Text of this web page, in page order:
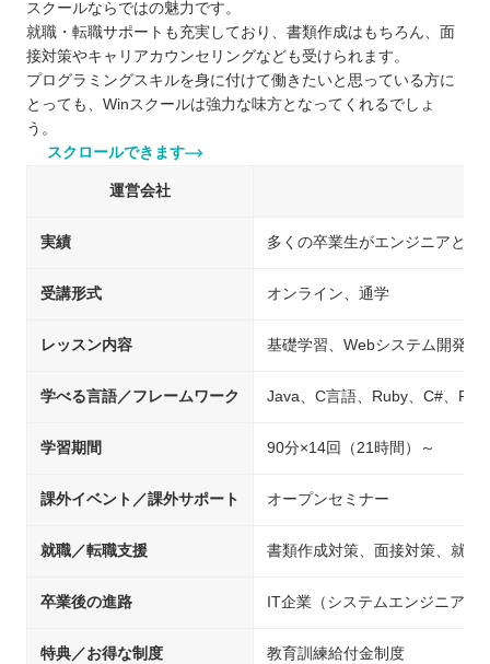
スクールならではの魅力です。
就職・転職サポートも充実しており、書類作成はもちろん、面
接対策やキャリアカウンセリングなども受けられます。
プログラミングスキルを身に付けて働きたいと思っている方に
とっても、Winスクールは強力な味方となってくれるでしょ
う。
スクロールできます
運営会社
実績 多くの卒業生がエンジニアとし
受講形式 オンライン、通学
レッスン内容 基礎学習、Webシステム開発
学べる言語／フレームワーク Java、C言語、Ruby、C#、
学習期間 90分×14回（21時間）～
課外イベント／課外サポート オープンセミナー
就職／転職支援 書類作成対策、面接対策、就職
卒業後の進路 IT企業（システムエンジニア/
特典／お得な制度 教育訓練給付金制度